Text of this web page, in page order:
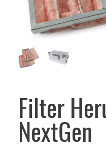
Filter
NextGen